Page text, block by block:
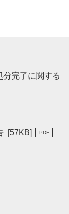
分完了に関する
[57KB]